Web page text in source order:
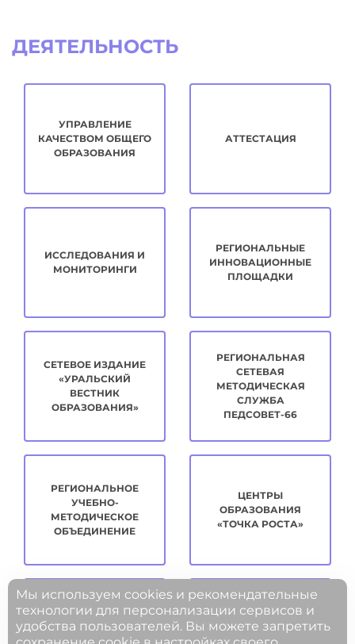
ДЕЯТЕЛЬНОСТЬ
УПРАВЛЕНИЕ
КАЧЕСТВОМ ОБЩЕГО
ОБРАЗОВАНИЯ
АТТЕСТАЦИЯ
ИССЛЕДОВАНИЯ И
МОНИТОРИНГИ
РЕГИОНАЛЬНЫЕ
ИННОВАЦИОННЫЕ
ПЛОЩАДКИ
СЕТЕВОЕ ИЗДАНИЕ
«УРАЛЬСКИЙ
ВЕСТНИК
ОБРАЗОВАНИЯ»
РЕГИОНАЛЬНАЯ
СЕТЕВАЯ
МЕТОДИЧЕСКАЯ
СЛУЖБА
ПЕДСОВЕТ-66
РЕГИОНАЛЬНОЕ
УЧЕБНО-
МЕТОДИЧЕСКОЕ
ОБЪЕДИНЕНИЕ
ЦЕНТРЫ
ОБРАЗОВАНИЯ
«ТОЧКА РОСТА»
МЕТОДИЧЕСКАЯ
КОПИЛКА
ЦИФРОВОЕ
РАЗВИТИЕ
Мы используем cookies и рекомендательные
технологии для персонализации сервисов и
удобства пользователей. Вы можете запретить